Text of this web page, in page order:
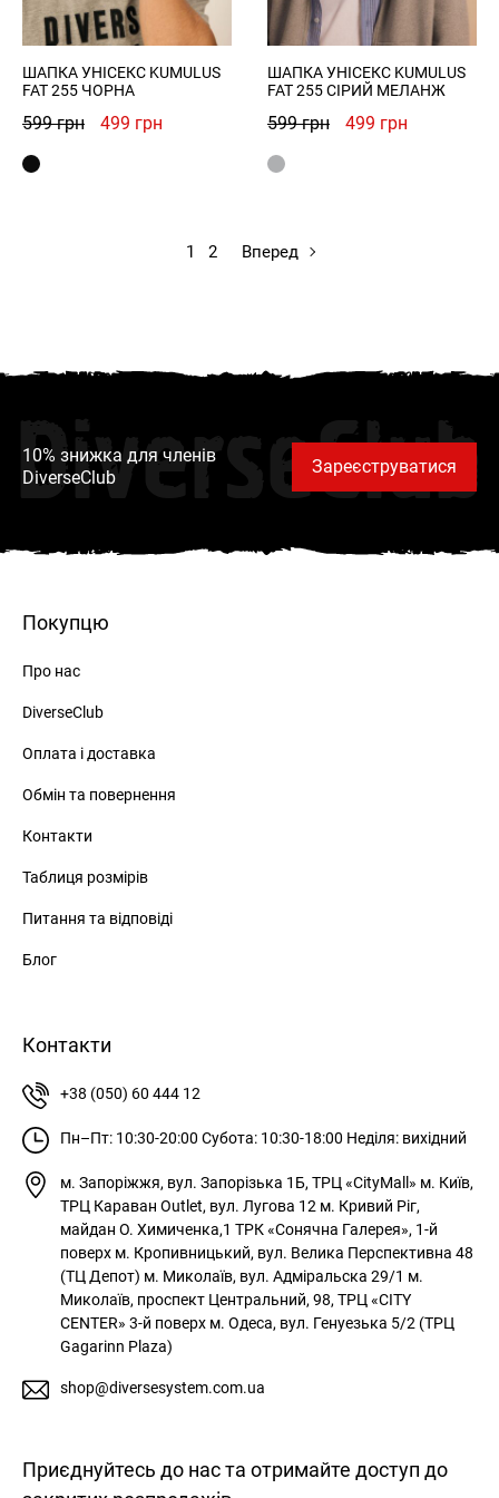
ШАПКА УНІСЕКС KUMULUS
FAT 255 ЧОРНА
599грн
Оригінальна
499 грн
ШАПКА УНІСЕКС KUMULUS
FAT 255 СІРИЙ МЕЛАНЖ
599грн
Оригінальна
499 грн
1 2 Вперед
10% знижка для членів
DiverseClub
DiverseClub
Зареєструватися
Покупцю
Про нас
DiverseClub
Оплата і доставка
Обмін та повернення
Контакти
Таблиця розмірів
Питання та відповіді
Блог
Контакти
+38 (050) 60 444 12
Пн–Пт: 10:30-20:00 Субота: 10:30-18:00 Неділя: вихідний
м. Запоріжжя, вул. Запорізька 1Б, ТРЦ «CityMall» м. Київ,
ТРЦ Караван Outlet, вул. Лугова 12 м. Кривий Ріг,
майдан О. Химиченка,1 ТРК «Сонячна Галерея», 1-й
поверх м. Кропивницький, вул. Велика Перспективна 48
(ТЦ Депот) м. Миколаїв, вул. Адміральска 29/1 м.
Миколаїв, проспект Центральний, 98, ТРЦ «CITY
CENTER» 3-й поверх м. Одеса, вул. Генуезька 5/2 (ТРЦ
Gagarinn Plaza)
shop@diversesystem.com.ua
Приєднуйтесь до нас та отримайте доступ до